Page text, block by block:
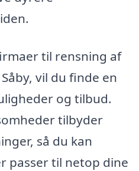
til rensning af
vil du finde en
og tilbud.
tilbyder
så du kan
passer til netop dine